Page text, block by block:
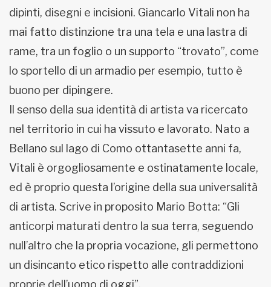
dipinti, disegni e incisioni. Giancarlo Vitali non ha
mai fatto distinzione tra una tela e una lastra di
rame, tra un foglio o un supporto “trovato”, come
lo sportello di un armadio per esempio, tutto è
buono per dipingere.
Il senso della sua identità di artista va ricercato
nel territorio in cui ha vissuto e lavorato. Nato a
Bellano sul lago di Como ottantasette anni fa,
Vitali è orgogliosamente e ostinatamente locale,
ed è proprio questa l’origine della sua universalità
di artista. Scrive in proposito Mario Botta: “Gli
anticorpi maturati dentro la sua terra, seguendo
null’altro che la propria vocazione, gli permettono
un disincanto etico rispetto alle contraddizioni
proprie dell’uomo di oggi”.